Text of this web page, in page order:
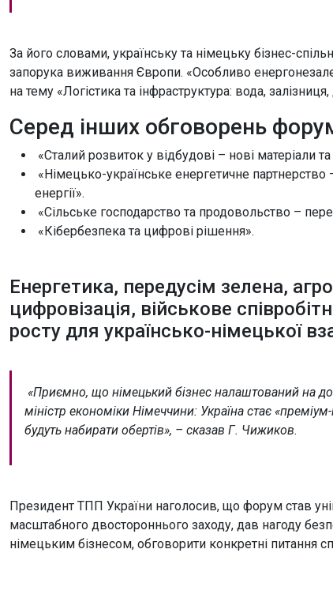
За його словами, українську та німецьку бізнес-
запорука виживання Європи. «Особливо
на тему «Логістика та інфраструктура: вода,
Серед інших обговорень
«Сталий розвиток у відбудові – нові матеріали
«Німецько-українське енергетичне
енергії».
«Сільське господарство та продовольство –
«Кібербезпека та цифрові рішення».
Енергетика, передусім зелена,
цифровізація, військове
росту для українсько-німецької
«Приємно, що німецький бізнес налаштований на
міністр економіки Німеччини: Україна стає
будуть набирати обертів», – сказав Г. Чижиков.
Президент ТПП України наголосив, що форум став
масштабного двостороннього заходу, дав нагоду
німецьким бізнесом, обговорити конкретні питання